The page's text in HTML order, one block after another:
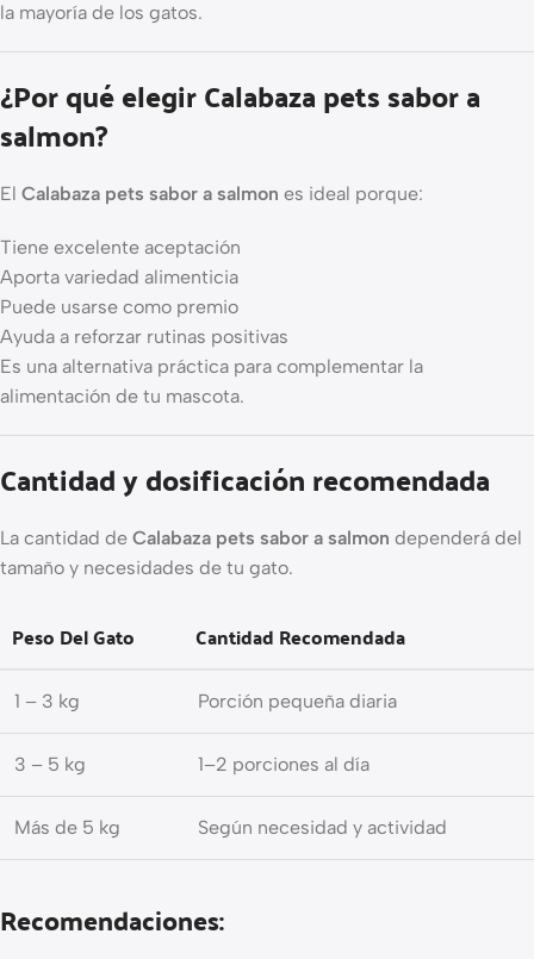
la mayoría de los gatos.
¿Por qué elegir Calabaza pets sabor a
salmon?
El Calabaza pets sabor a salmon es ideal porque:
Tiene excelente aceptación
Aporta variedad alimenticia
Puede usarse como premio
Ayuda a reforzar rutinas positivas
Es una alternativa práctica para complementar la
alimentación de tu mascota.
Cantidad y dosificación recomendada
La cantidad de Calabaza pets sabor a salmon dependerá del
tamaño y necesidades de tu gato.
Peso Del Gato Cantidad Recomendada
1 – 3 kg Porción pequeña diaria
3 – 5 kg 1–2 porciones al día
Más de 5 kg Según necesidad y actividad
Recomendaciones: